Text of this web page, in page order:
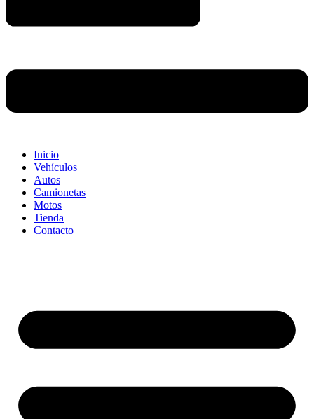
Inicio
Vehículos
Autos
Camionetas
Motos
Tienda
Contacto